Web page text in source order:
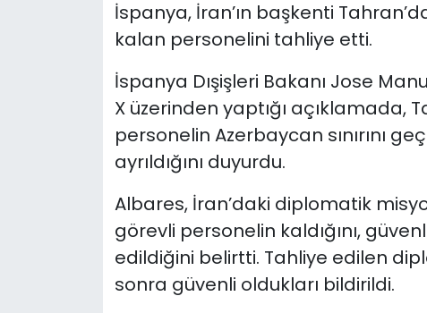
İspanya, İran’ın başkenti
kalan personelini tahliye etti.
İspanya Dışişleri Bakanı Jose
X üzerinden yaptığı açıklamada,
personelin Azerbaycan sınırını
ayrıldığını duyurdu.
Albares, İran’daki diplomatik
görevli personelin kaldığını,
edildiğini belirtti. Tahliye edilen
sonra güvenli oldukları bildirildi.
YEREL YÖNETİMLER